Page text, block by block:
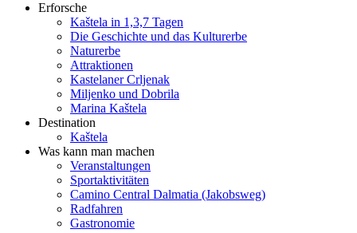
Erforsche
Kaštela in 1,3,7 Tagen
Die Geschichte und das Kulturerbe
Naturerbe
Attraktionen
Kastelaner Crljenak
Miljenko und Dobrila
Marina Kaštela
Destination
Kaštela
Was kann man machen
Veranstaltungen
Sportaktivitäten
Camino Central Dalmatia (Jakobsweg)
Radfahren
Gastronomie